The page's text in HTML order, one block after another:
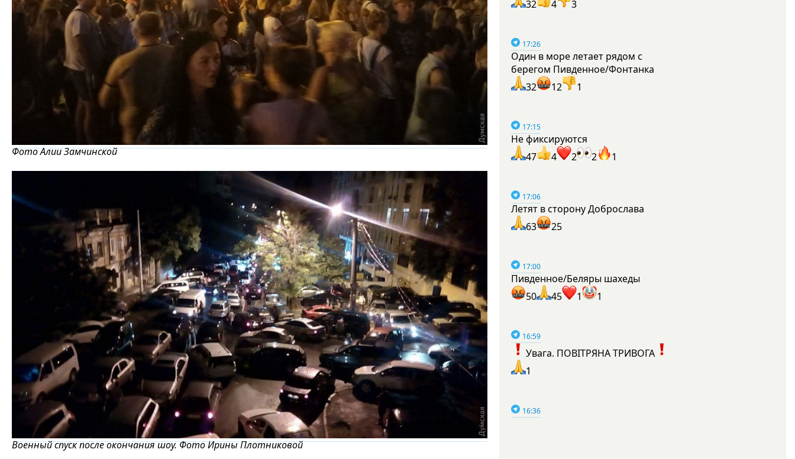
Фото Алии Замчинской
Военный спуск после окончания шоу. Фото Ирины Плотниковой
32
4 3
17:26
Один в море летает рядом с
берегом Пивденное/Фонтанка
32
12 1
17:15
Не фиксируются
47
4 2 2 1
17:06
Летят в сторону Доброслава
63
25
17:00
Пивденное/Беляры шахеды
50
45 1 1
16:59
Увага. ПОВІТРЯНА ТРИВОГА
1
16:36